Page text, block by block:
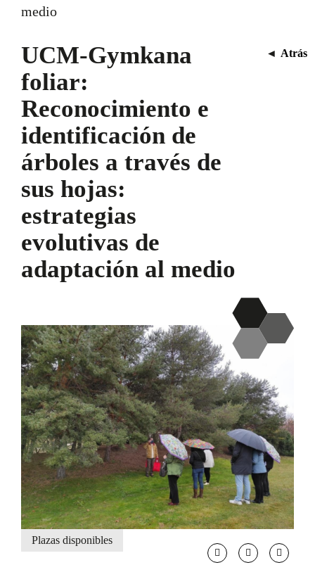
medio
UCM-Gymkana
foliar:
Reconocimiento e
identificación de
árboles a través de
sus hojas:
estrategias
evolutivas de
adaptación al medio
◄ Atrás
Plazas disponibles